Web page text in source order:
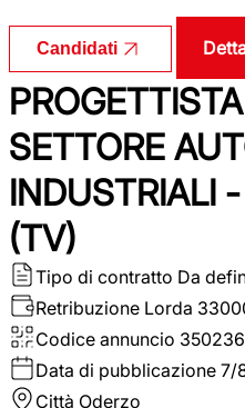
Candidati
SETTORE
INDUSTRIALI
(TV)
Tipo di contratto Da
Retribuzione Lorda
Codice annuncio 350236
Data di pubblicazione 7/
Città Oderzo